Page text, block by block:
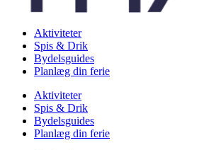
Aktiviteter
Spis & Drik
Bydelsguides
Planlæg din ferie
Aktiviteter
Spis & Drik
Bydelsguides
Planlæg din ferie